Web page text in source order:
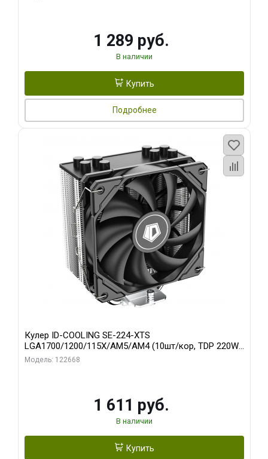
1 289 руб.
В наличии
Купить
Подробнее
Кулер ID-COOLING SE-224-XTS
LGA1700/1200/115X/AM5/AM4 (10шт/кор, TDP 220W,
PWM, 4 тепл.трубки прямого контакта, FAN 120mm)
Модель: 122668
1 611 руб.
В наличии
Купить